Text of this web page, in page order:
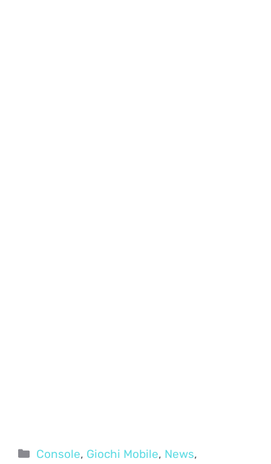
Categorie
Console, Giochi Mobile, News,